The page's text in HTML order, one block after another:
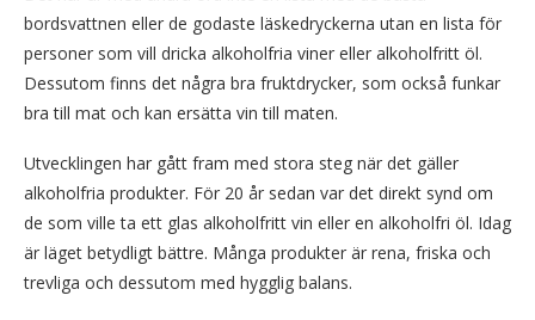
bordsvattnen eller de godaste läskedryckerna utan en lista för
personer som vill dricka alkoholfria viner eller alkoholfritt öl.
Dessutom finns det några bra fruktdrycker, som också funkar
bra till mat och kan ersätta vin till maten.
Utvecklingen har gått fram med stora steg när det gäller
alkoholfria produkter. För 20 år sedan var det direkt synd om
de som ville ta ett glas alkoholfritt vin eller en alkoholfri öl. Idag
är läget betydligt bättre. Många produkter är rena, friska och
trevliga och dessutom med hygglig balans.